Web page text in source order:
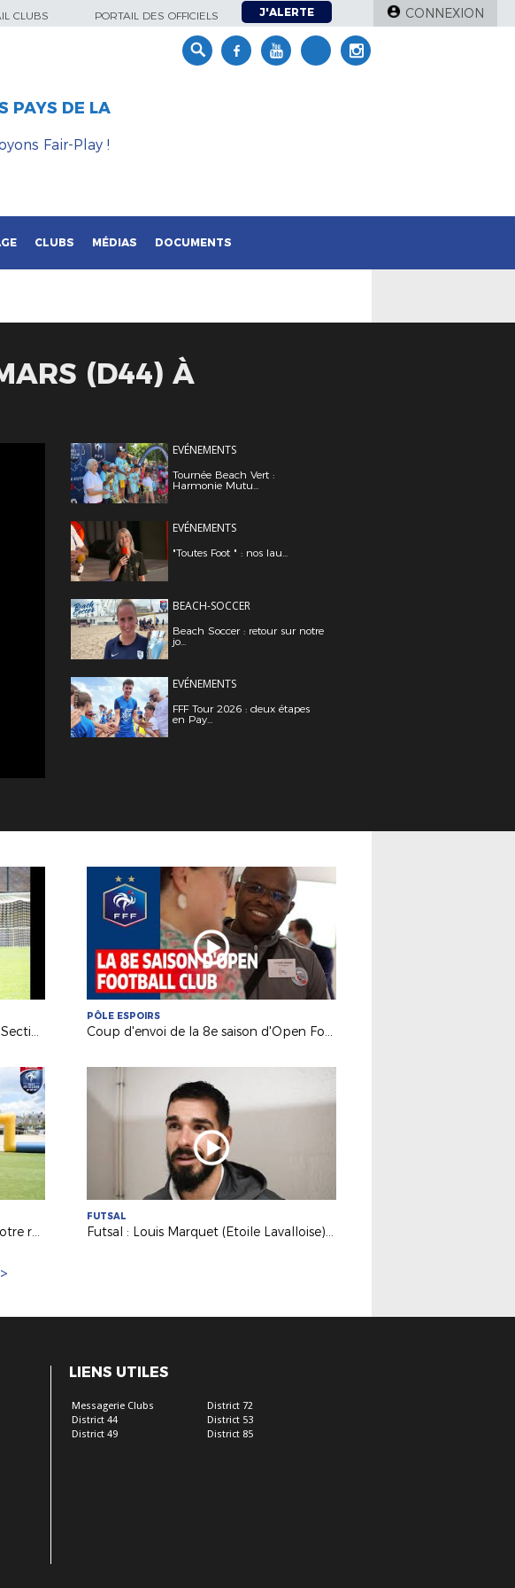
CLUBS PORTAIL DES OFFICIELS J'ALERTE CONNEXION
PAYS DE LA
Fair-Play !
CLUBS MÉDIAS DOCUMENTS
(D44) À
EVÉNEMENTS
Tournée Beach Vert :
Harmonie Mutu...
EVÉNEMENTS
"Toutes Foot " : nos lau...
BEACH-SOCCER
Beach Soccer : retour sur notre
jo...
EVÉNEMENTS
FFF Tour 2026 : deux étapes
en Pay...
FR Technique : les lycéens de nos Sections Sportives rassemblés à la Ligue
PÔLE ESPOIRS
Coup d'envoi de la 8e saison d'Open Football Club
A la découverte du FitFoot avec notre référente Hanane Bouzrara
FUTSAL
Futsal : Louis Marquet (Etoile Lavalloise) avec les Bleus !
>
LIENS UTILES
Messagerie Clubs
District 44
District 49
District 72
District 53
District 85